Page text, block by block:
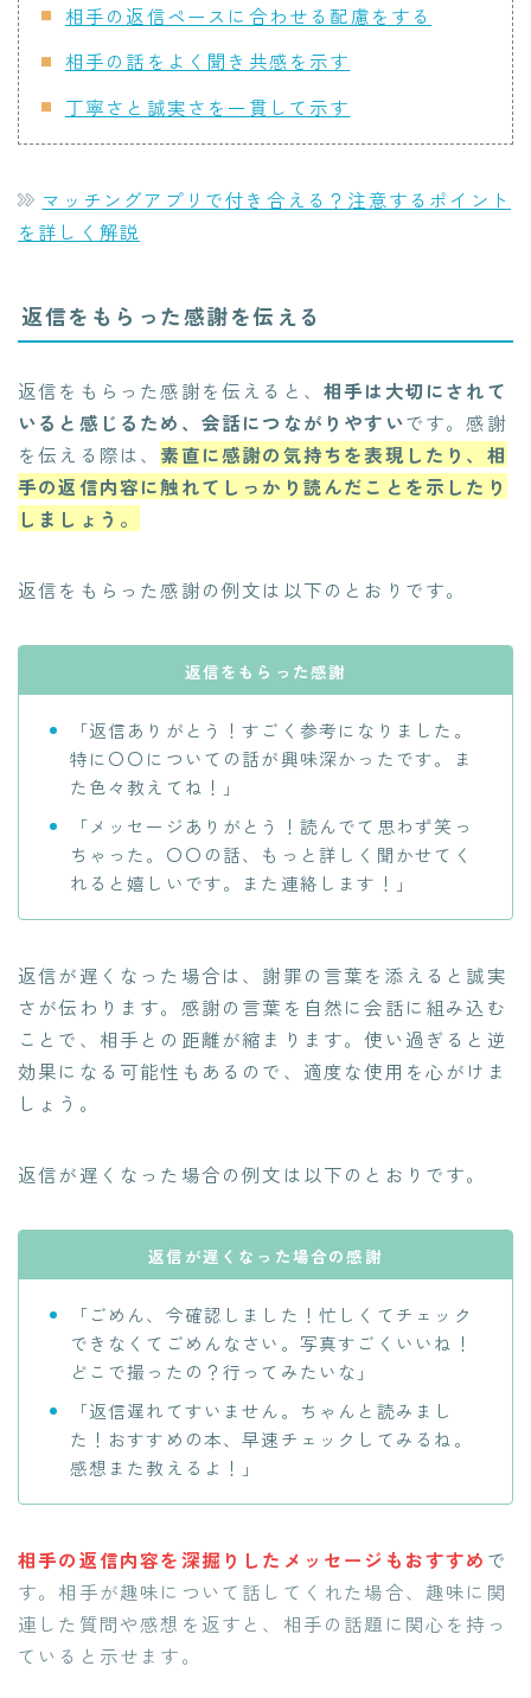
相手の返信ペースに合わせる配慮をする
相手の話をよく聞き共感を示す
丁寧さと誠実さを一貫して示す
マッチングアプリで付き合える？注意するポイント
を詳しく解説
返信をもらった感謝を伝える
返信をもらった感謝を伝えると、 相手は大切にされて
いると感じるため、会話につながりやすいです。感謝
を伝える際は、 素直に感謝の気持ちを表現したり、相
手の返信内容に触れてしっかり読んだことを示したり
しましょう。
返信をもらった感謝の例文は以下のとおりです。
返信をもらった感謝
「返信ありがとう！すごく参考になりました。
特に〇〇についての話が興味深かったです。ま
た色々教えてね！」
「メッセージありがとう！読んでて思わず笑っ
ちゃった。〇〇の話、もっと詳しく聞かせてく
れると嬉しいです。また連絡します！」
返信が遅くなった場合は、謝罪の言葉を添えると誠実
さが伝わります。感謝の言葉を自然に会話に組み込む
ことで、相手との距離が縮まります。使い過ぎると逆
効果になる可能性もあるので、適度な使用を心がけま
しょう。
返信が遅くなった場合の例文は以下のとおりです。
返信が遅くなった場合の感謝
「ごめん、今確認しました！忙しくてチェック
できなくてごめんなさい。写真すごくいいね！
どこで撮ったの？行ってみたいな」
「返信遅れてすいません。ちゃんと読みまし
た！おすすめの本、早速チェックしてみるね。
感想また教えるよ！」
相手の返信内容を深掘りしたメッセージもおすすめ で
す。相手が趣味について話してくれた場合、趣味に関
連した質問や感想を返すと、相手の話題に関心を持っ
ていると示せます。